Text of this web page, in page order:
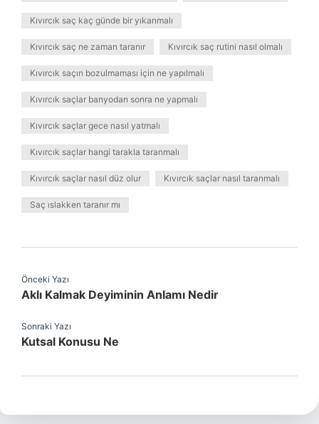
Kıvırcık saç kaç günde bir yıkanmalı
Kıvırcık saç ne zaman taranır Kıvırcık saç rutini nasıl olmalı
Kıvırcık saçın bozulmaması için ne yapılmalı
Kıvırcık saçlar banyodan sonra ne yapmalı
Kıvırcık saçlar gece nasıl yatmalı
Kıvırcık saçlar hangi tarakla taranmalı
Kıvırcık saçlar nasıl düz olur Kıvırcık saçlar nasıl taranmalı
Saç ıslakken taranır mı
Önceki Yazı
Aklı Kalmak Deyiminin Anlamı Nedir
Sonraki Yazı
Kutsal Konusu Ne